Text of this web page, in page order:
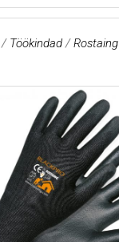
/ Töökindad/Rostaing